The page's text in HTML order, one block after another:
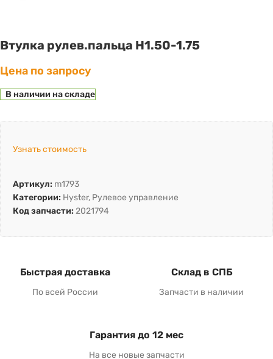
Втулка рулев.пальца H1.50-1.75
Цена по запросу
В наличии на складе
Узнать стоимость
Артикул: m1793
Категории: Hyster, Рулевое управление
Код запчасти: 2021794
Быстрая доставка
По всей России
Склад в СПБ
Запчасти в наличии
Гарантия до 12 мес
На все новые запчасти